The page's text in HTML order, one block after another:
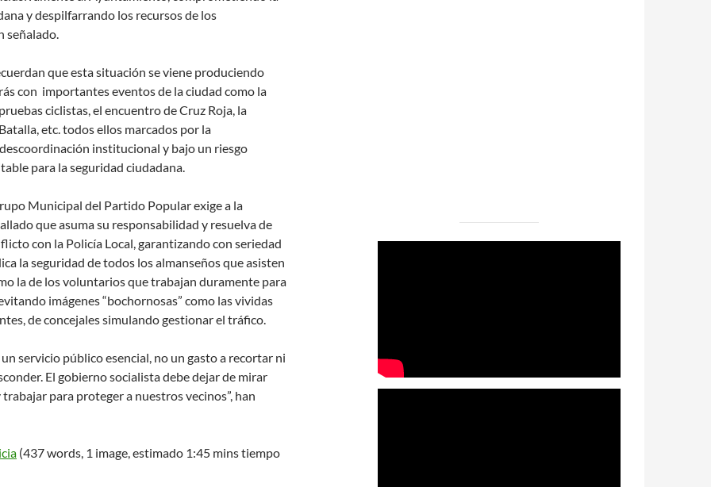
y despilfarrando los recursos de los
señalado.
que esta situación se viene produciendo
con importantes eventos de la ciudad como la
ciclistas, el encuentro de Cruz Roja, la
etc. todos ellos marcados por la
institucional y bajo un riesgo
para la seguridad ciudadana.
Municipal del Partido Popular exige a la
que asuma su responsabilidad y resuelva de
con la Policía Local, garantizando con seriedad
la seguridad de todos los almanseños que asisten
la de los voluntarios que trabajan duramente para
imágenes “bochornosas” como las vividas
de concejales simulando gestionar el tráfico.
un servicio público esencial, no un gasto a recortar ni
El gobierno socialista debe dejar de mirar
para proteger a nuestros vecinos”, han
(437 words, 1 image, estimado 1:45 mins tiempo